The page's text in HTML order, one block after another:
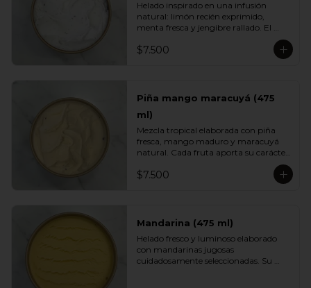
Helado inspirado en una infusión
natural: limón recién exprimido,
menta fresca y jengibre rallado. El
refrescante y ligeramente especiado,
$7.500
Piña mango maracuyá (475
ml)
Mezcla tropical elaborada con piña
fresca, mango maduro y maracuyá
natural. Cada fruta aporta su carácter:
dulzor, jugosidad y acidez vibrante. Un
helado ligero, muy refrescante y lleno
$7.500
Mandarina (475 ml)
Helado fresco y luminoso elaborado
con mandarinas jugosas
cuidadosamente seleccionadas. Su